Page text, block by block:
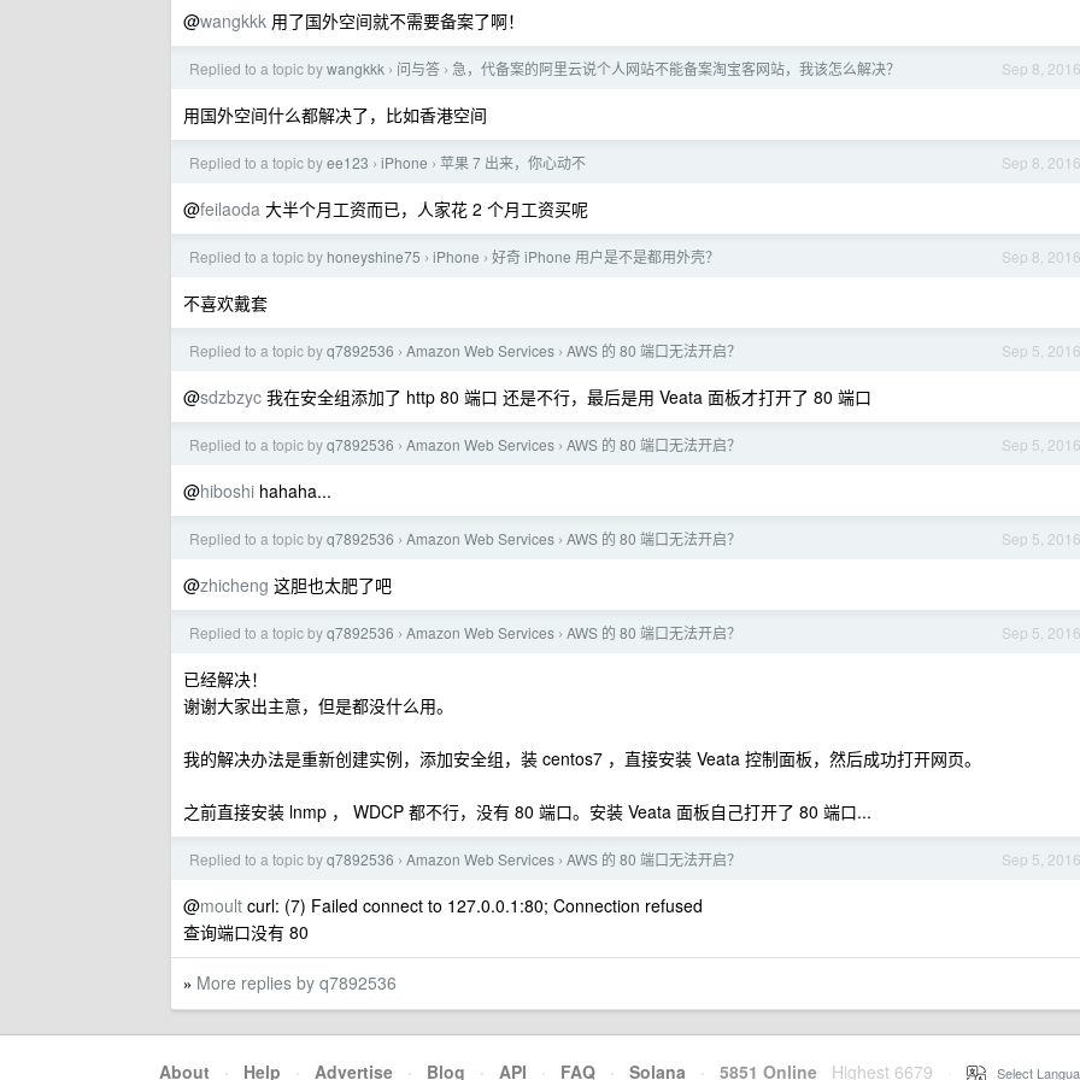
@wangkkk 用了国外空间就不需要备案了啊！
Sep 8, 2016
Replied to a topic bywangkkk › 问与答 › 急，代备案的阿里云说个人网站不能备案淘宝客网站，我该怎么解决？
用国外空间什么都解决了，比如香港空间
Sep 8, 2016
Replied to a topic byee123 › iPhone › 苹果 7 出来，你心动不
@feilaoda 大半个月工资而已，人家花 2 个月工资买呢
Sep 8, 2016
Replied to a topic by honeyshine75 › iPhone › 好奇 iPhone 用户是不是都用外壳？
不喜欢戴套
Sep 5, 2016
Replied to a topic byq7892536 › Amazon Web Services › AWS 的 80 端口无法开启？
@sdzbzyc 我在安全组添加了 http 80 端口 还是不行，最后是用 Veata 面板才打开了 80 端口
Sep 5, 2016
Replied to a topic byq7892536 › Amazon Web Services › AWS 的 80 端口无法开启？
@hiboshi hahaha...
Sep 5, 2016
Replied to a topic byq7892536 › Amazon Web Services › AWS 的 80 端口无法开启？
@zhicheng 这胆也太肥了吧
Sep 5, 2016
Replied to a topic byq7892536 › Amazon Web Services › AWS 的 80 端口无法开启？
已经解决！
谢谢大家出主意，但是都没什么用。
我的解决办法是重新创建实例，添加安全组，装 centos7 ，直接安装 Veata 控制面板，然后成功打开网页。
之前直接安装 lnmp ， WDCP 都不行，没有 80 端口。安装 Veata 面板自己打开了 80 端口...
Sep 5, 2016
Replied to a topic byq7892536 › Amazon Web Services › AWS 的 80 端口无法开启？
@moult curl: (7) Failed connect to 127.0.0.1:80; Connection refused
查询端口没有 80
» More replies by q7892536
About · Help · Advertise · Blog · API · FAQ · Solana · 5851 Online Highest 6679 Select